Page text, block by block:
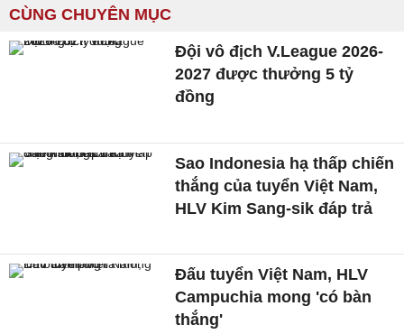
CÙNG CHUYÊN MỤC
Đội vô địch V.League 2026-
2027 được thưởng 5 tỷ
đồng
Sao Indonesia hạ thấp chiến
thắng của tuyển Việt Nam,
HLV Kim Sang-sik đáp trả
Đấu tuyển Việt Nam, HLV
Campuchia mong 'có bàn
thắng'